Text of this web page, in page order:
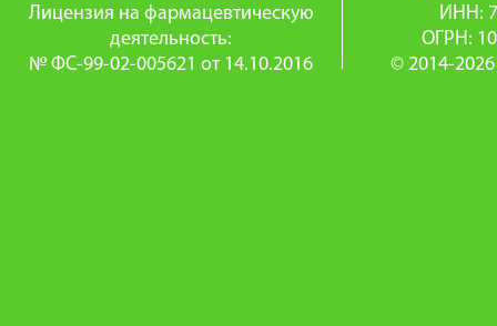
Лицензия на фармацевтическую
деятельность:
№ ФС-99-02-005621 от 14.10.2016
ИНН:
ОГРН:
© 2014-